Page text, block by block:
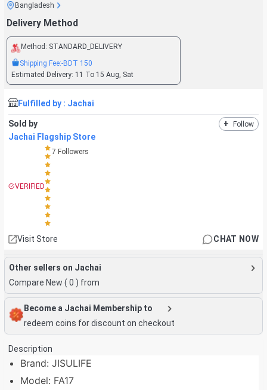
Bangladesh
Delivery Method
Method: STANDARD_DELIVERY
Shipping Fee:-BDT 150
Estimated Delivery: 11 To 15 Aug, Sat
Fulfilled by : Jachai
Sold by + Follow
Jachai Flagship Store
VERIFIED
7 Followers
Visit Store CHAT NOW
Other sellers on Jachai
Compare New ( 0 ) from
Become a Jachai Membership to
redeem coins for discount on checkout
Description
Brand: JISULIFE
Model: FA17